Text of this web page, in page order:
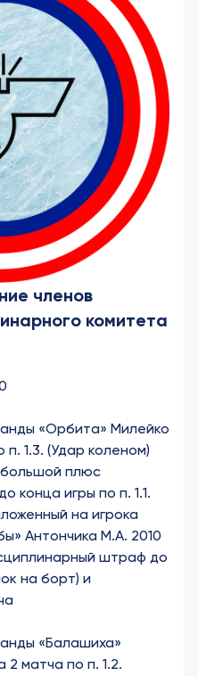
членов
комитета
«Орбита» Милейко
п. 1.3. (Удар коленом)
плюс
конца игры по п. 1.1.
на игрока
Антончика М.А. 2010
штраф до
на борт) и
«Балашиха»
2 матча по п. 1.2.